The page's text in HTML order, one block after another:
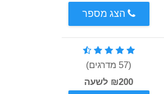
הצג מספר
(57 מדרגים)
₪200 לשעה